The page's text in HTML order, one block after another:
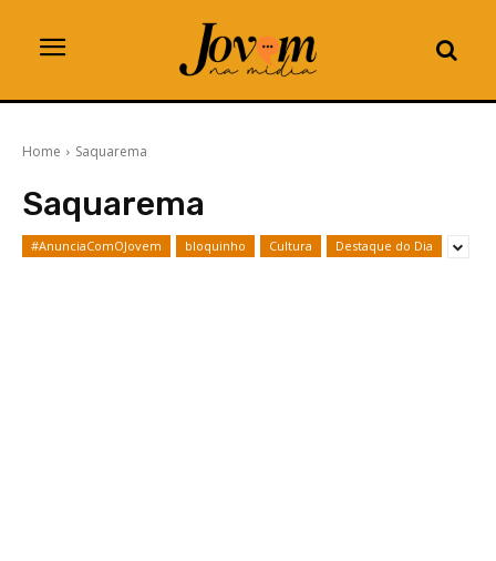
Home Saquarema
Saquarema
#AnunciaComOJovem bloquinho Cultura Destaque do Dia